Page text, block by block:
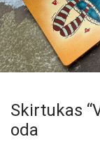
Skirtukas
oda